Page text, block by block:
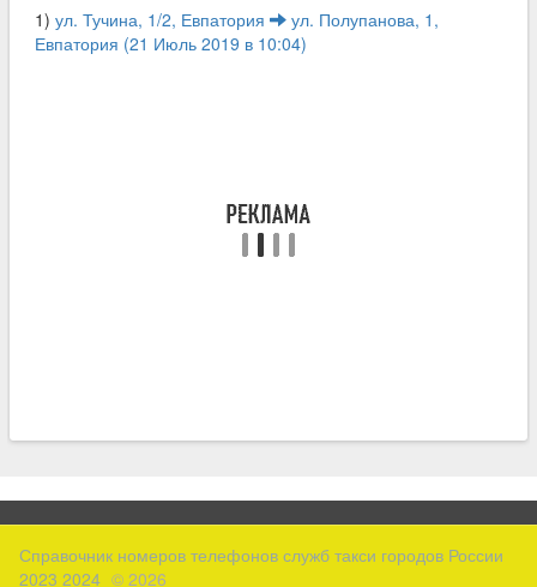
1) ул. Тучина, 1/2, Евпатория
ул. Полупанова, 1,
Евпатория (21 Июль 2019 в 10:04)
Справочник номеров телефонов служб такси городов России
2023 2024 © 2026